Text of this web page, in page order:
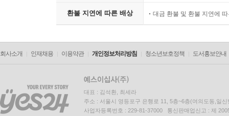
환불 지연에 따른 배상 대금 환불 및 환불 지연에
회사소개 인재채용 이용약관 개인정보처리방침 청소년보호정책 도서홍보안내
대표 : 김석환, 최세라
주소 : 서울시 영등포구 은행로 11, 5층~6층(여의도동,일신
사업자등록번호 : 229-81-37000 통신판매업신고 : 제